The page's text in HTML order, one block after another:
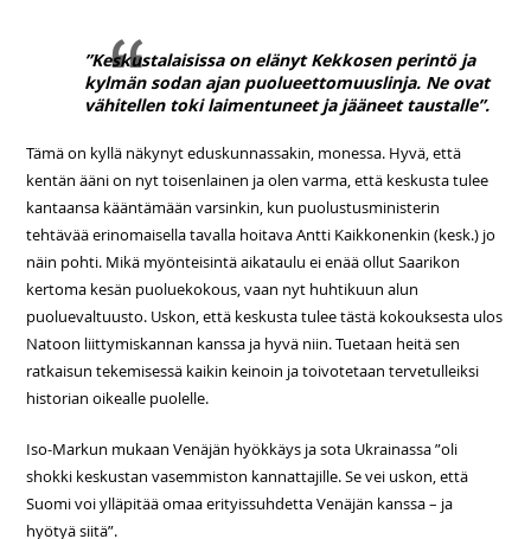
”Keskustalaisissa on elänyt Kekkosen perintö ja
kylmän sodan ajan puolueettomuuslinja. Ne ovat
vähitellen toki laimentuneet ja jääneet taustalle”.
Tämä on kyllä näkynyt eduskunnassakin, monessa. Hyvä, että
kentän ääni on nyt toisenlainen ja olen varma, että keskusta tulee
kantaansa kääntämään varsinkin, kun puolustusministerin
tehtävää erinomaisella tavalla hoitava Antti Kaikkonenkin (kesk.) jo
näin pohti. Mikä myönteisintä aikataulu ei enää ollut Saarikon
kertoma kesän puoluekokous, vaan nyt huhtikuun alun
puoluevaltuusto. Uskon, että keskusta tulee tästä kokouksesta ulos
Natoon liittymiskannan kanssa ja hyvä niin. Tuetaan heitä sen
ratkaisun tekemisessä kaikin keinoin ja toivotetaan tervetulleiksi
historian oikealle puolelle.
Iso-Markun mukaan Venäjän hyökkäys ja sota Ukrainassa ”oli
shokki keskustan vasemmiston kannattajille. Se vei uskon, että
Suomi voi ylläpitää omaa erityissuhdetta Venäjän kanssa – ja
hyötyä siitä”.